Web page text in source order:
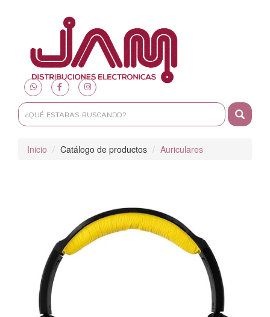
Inicio Catálogo de productos Auriculares